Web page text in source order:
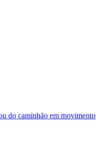
do caminhão em movimento